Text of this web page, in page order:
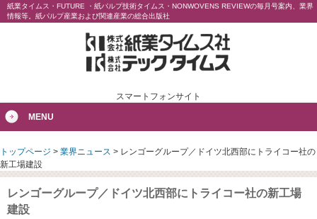
紙業タイムス・FUTURE ・紙パルプ技術タイムス・NONWOVENS REVIEWの毎月号案内、業界
情報等。紙パルプ産業および関連産業の総合出版社
スマートフォンサイト
MENU
トップページ > 業界ニュース > レンゴーグループ／ドイツ北西部にトライコー社の
新工場建設
レンゴーグループ／ドイツ北西部にトライコー社の新工場
建設